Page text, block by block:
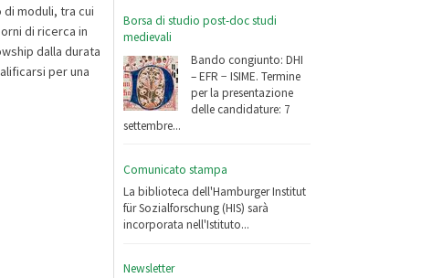
Borsa di studio post-doc studi
medievali
Bando congiunto: DHI
– EFR − ISIME. Termine
per la presentazione
delle candidature: 7
settembre...
Comunicato stampa
La biblioteca dell'Hamburger Institut
für Sozialforschung (HIS) sarà
incorporata nell'Istituto...
Newsletter
moduli, tra cui
di ricerca in
dalla durata
per una